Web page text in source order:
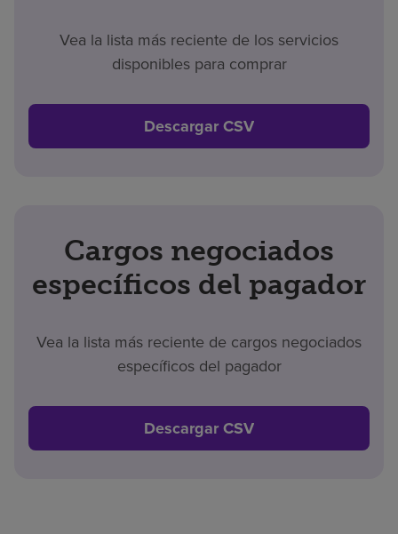
Vea la lista más reciente de los servicios
disponibles para comprar
Descargar CSV
Cargos negociados
específicos del pagador
Vea la lista más reciente de cargos negociados
específicos del pagador
Descargar CSV